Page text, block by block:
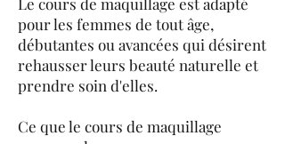
pour les femmes de tout âge,
débutantes ou avancées qui désirent
rehausser leurs beauté naturelle et
prendre soin d'elles.
Ce que le cours de maquillage